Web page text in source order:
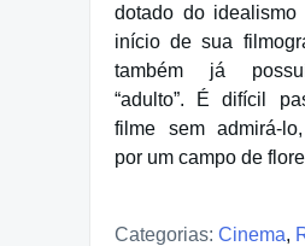
dotado do idealismo
início de sua
também já
“adulto”. É difícil
filme sem admirá-
por um campo de
Categorias: Cinema,